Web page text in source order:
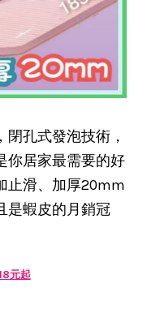
孔式發泡技術，
你居家最需要的好
止滑、加厚20mm
是蝦皮的月銷冠
元起